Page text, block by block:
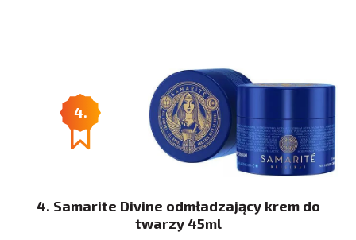
4.
4. Samarite Divine odmładzający krem do
twarzy 45ml